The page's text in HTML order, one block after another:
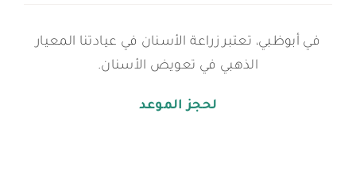
في أبوظبي، تعتبر زراعة الأسنان في عيادتنا المعيار
الذهبي في تعويض الأسنان.
لحجز الموعد